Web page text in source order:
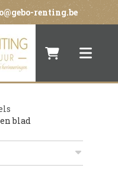
renting.be
Naar Toggle
blad